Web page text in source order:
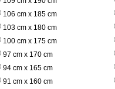
106 cm x 185 cm
103 cm x 180 cm
100 cm x 175 cm
97 cm x 170 cm
94 cm x 165 cm
91 cm x 160 cm